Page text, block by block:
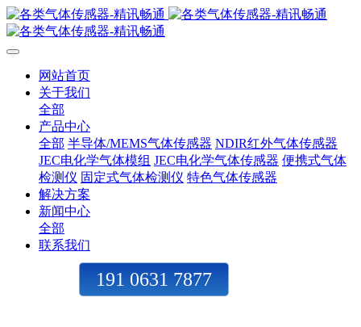
网站首页
关于我们
全部
产品中心
全部 半导体/MEMS气体传感器 NDIR红外气体传感器
JEC电化学气体模组 JEC电化学气体传感器 便携式气体
检测仪 固定式气体检测仪 特色气体传感器
解决方案
新闻中心
全部
联系我们
191 0631 7877